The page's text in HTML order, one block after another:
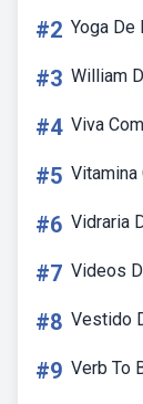
#2 Yoga
#3 William
#4 Viva
#5 Vitamina
#6 Vidraria
#7 Videos
#8 Vestido
#9 Verb To